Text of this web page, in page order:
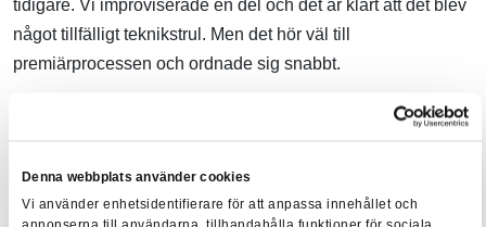
Denna webbplats använder cookies
Vi använder enhetsidentifierare för att anpassa innehållet och
tidigare. Vi improviserade en del och det är klart att det blev
något tillfälligt teknikstrul. Men det hör väl till
premiärprocessen och ordnade sig snabbt.
Baserat på utbildningens utvärderingar konstaterar Jimmy
glatt att utfallet blev lyckat och att deltagarna var mycket
positiva.
– Jag ser fram emot att vidareutveckla och förfina konceptet